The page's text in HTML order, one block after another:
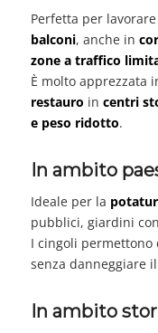
Perfetta per
balconi, anche in
zone a traffico
È molto apprezzata
restauro in centri
e peso ridotto.
In ambito
Ideale per la
pubblici, giardini
I cingoli permettono
senza danneggiare
In ambito